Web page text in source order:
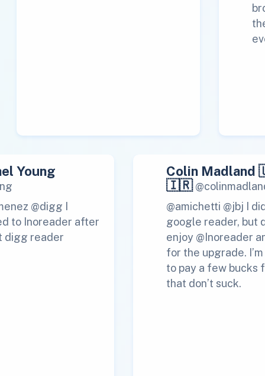
Young
@digg I
to Inoreader after
digg reader
Colin
🇮🇷
@amichetti @jbj I
google reader, but
enjoy @Inoreader
for the upgrade.
to pay a few bucks
that don’t suck.